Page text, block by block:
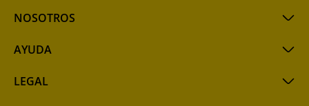
NOSOTROS
AYUDA
LEGAL